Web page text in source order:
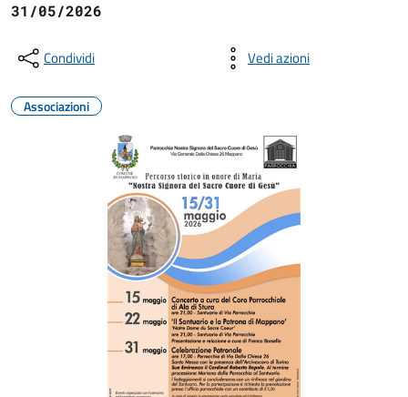
31/05/2026
Condividi Vedi azioni
Associazioni